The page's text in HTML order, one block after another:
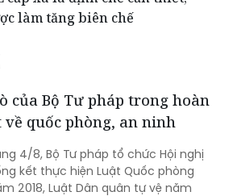
làm tăng biên chế
của Bộ Tư pháp trong hoàn
quốc phòng, an ninh
4/8, Bộ Tư pháp tổ chức Hội nghị
kết thực hiện Luật Quốc phòng
2018, Luật Dân quân tự vệ năm